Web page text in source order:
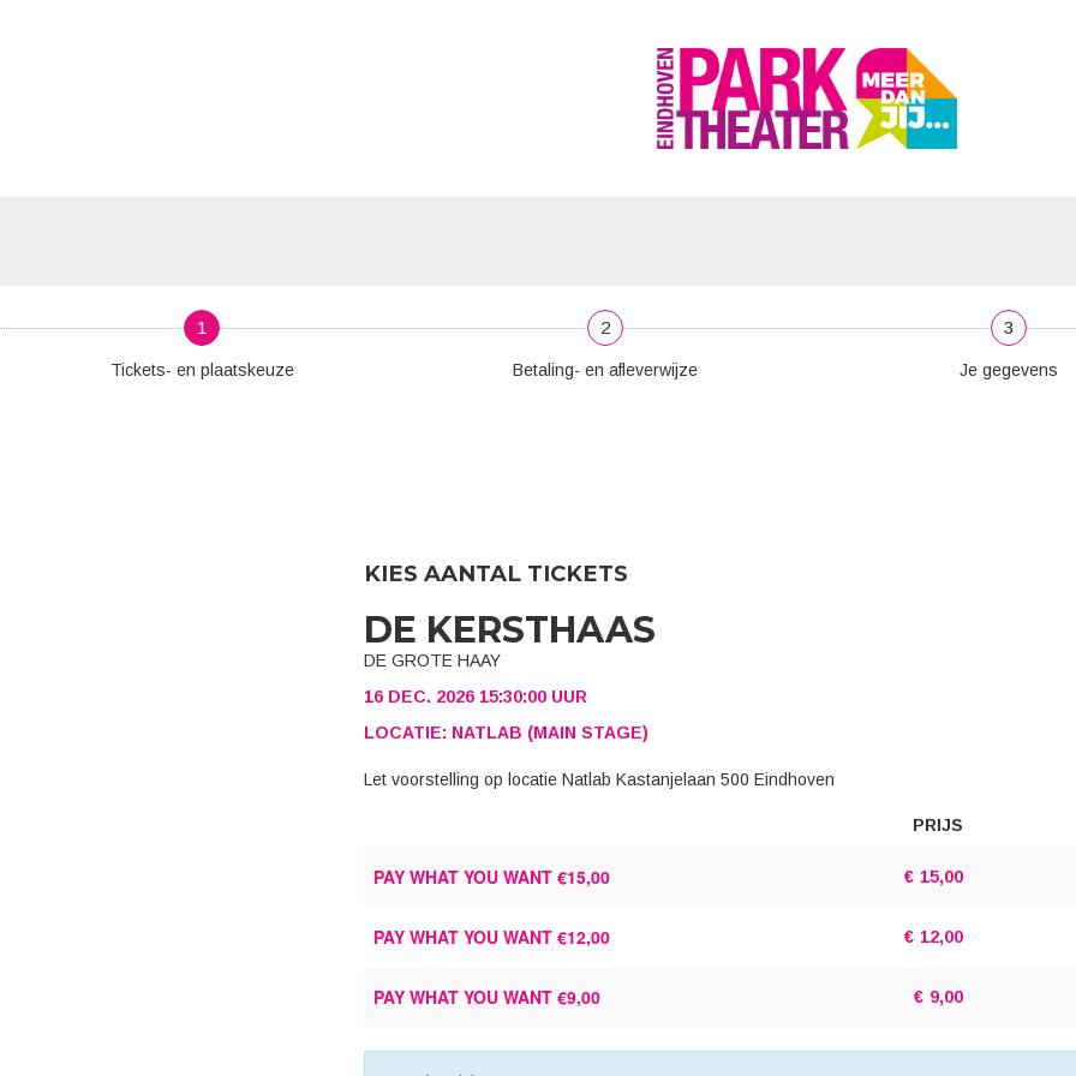
1
Tickets- en plaatskeuze
2
Betaling- en afleverwijze
3
Je gegevens
KIES AANTAL TICKETS
DE KERSTHAAS
DE GROTE HAAY
16 DEC. 2026 15:30:00 UUR
LOCATIE: NATLAB (MAIN STAGE)
Let voorstelling op locatie Natlab Kastanjelaan 500 Eindhoven
PRIJS
PAY WHAT YOU WANT €15,00 € 15,00
PAY WHAT YOU WANT €12,00 € 12,00
PAY WHAT YOU WANT €9,00 € 9,00